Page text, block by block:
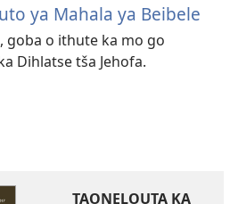
ya Mahala ya Beibele
goba o ithute ka mo go
Dihlatse tša Jehofa.
TAONELOUTA KA